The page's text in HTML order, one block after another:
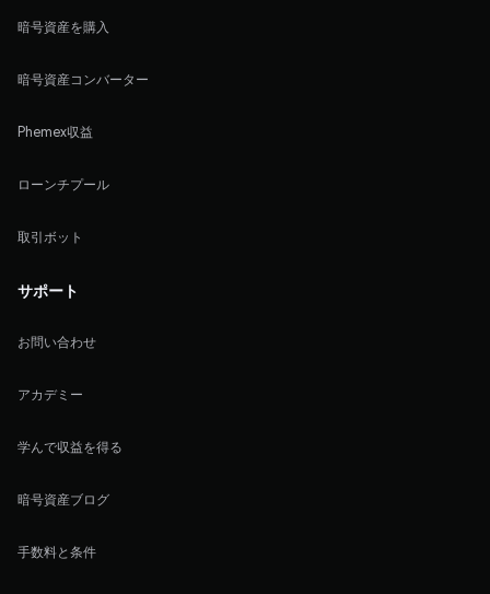
暗号資産を購入
暗号資産コンバーター
Phemex収益
ローンチプール
取引ボット
サポート
お問い合わせ
アカデミー
学んで収益を得る
暗号資産ブログ
手数料と条件